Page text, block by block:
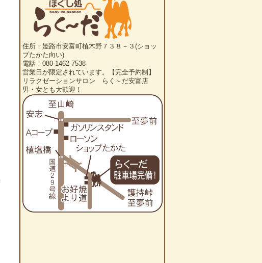
住所：姫路市安富町植木野７３８－３(ショッ
プたかた向い)
電話：080-1462-7538
営業日が限定されています。【完全予約制】
リラクゼーションサロン らく～だ安富店
男・女とも大歓迎！